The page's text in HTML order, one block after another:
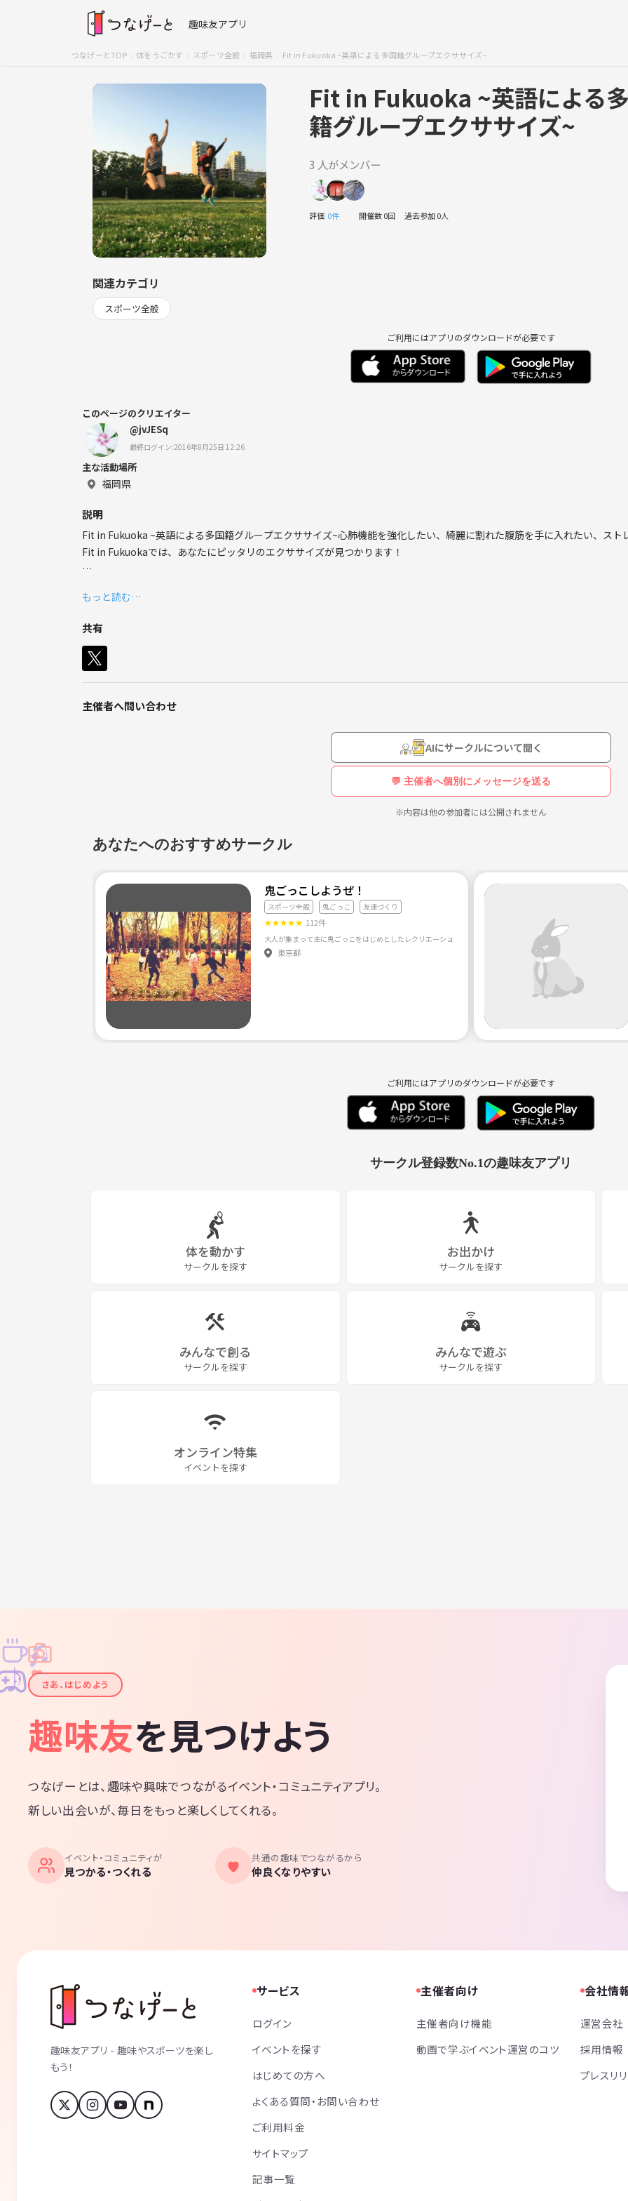
趣味友アプリ
つなげーとTOP 体をうごかす スポーツ全般 福岡県 Fit in Fukuoka ~英語による多国籍グループエクササイズ~
Fit in Fukuoka ~英語による
籍グループエクササイズ~
3 人がメンバー
評価 0件 開催数 0回 過去参加 0人
関連カテゴリ
スポーツ全般
ご利用にはアプリのダウンロードが必要です
このページのクリエイター
@jvJESq
最終ログイン:2016年8月25日 12:26
主な活動場所
福岡県
説明
Fit in Fukuoka ~英語による多国籍グループエクササイズ~心肺機能を強化したい、綺麗に割れた腹筋を手に入れたい、ス
Fit in Fukuokaでは、あなたにピッタリのエクササイズが見つかります！
ドロップインスタイルなので、入会手続きや事前連絡は不要です。
ちょっとだけ気になる… という方は、お気軽に見学にきてください(^^)
お問い合わせもどしどしどうぞ！
【セッションについて】
しばらくするとリスニング力がついて、英語が聞き取れるようになりますよ！
ヨガ+ 体幹トレーニング
■ HeyCircuit（ヘイサーキット）
30分間のサーキットトレーニング
■ HeyCore（ヘイコア）
セッションの詳細：《URL削除》
フェイスブックでセッションの様子を公開しています
https://www.facebook.com/fitinfukuoka/
もっと読む…
共有
主催者へ問い合わせ
AIにサークルについて聞く
💬 主催者へ個別にメッセージを送る
※内容は他の参加者には公開されません
あなたへのおすすめサークル
鬼ごっこしようぜ！
スポーツ全般 鬼ごっこ 友達づくり
★★★★★ 112件
東京都
ご利用にはアプリのダウンロードが必要です
サークル登録数No.1の趣味友アプリ
体を動かす
サークルを探す
お出かけ
サークルを探す
みんなで創る
サークルを探す
みんなで遊ぶ
サークルを探す
オンライン特集
イベントを探す
✦
✦
✧
✧
♪
♫
さあ、はじめよう
趣味友を見つけよう
つなげーとは、趣味や興味でつながるイベント・コミュニティアプリ。
新しい出会いが、毎日をもっと楽しくしてくれる。
イベント・コミュニティが
見つかる・つくれる
共通の趣味でつながるから
仲良くなりやすい
趣味友アプリ - 趣味やスポーツを楽し
もう！
サービス
ログイン
イベントを探す
はじめての方へ
よくある質問・お問い合わせ
ご利用料金
サイトマップ
記事一覧
主催者向け
主催者向け機能
動画で学ぶイベント運営のコツ
会社情
運営会社
採用情報
プレスリ